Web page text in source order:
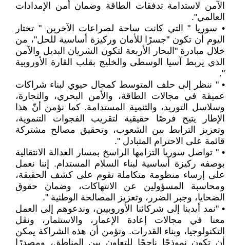
الآمن لاستدامة تدفقات الطاقة وضمان أمن الإمدادات
العالمي".
• سوريا " التي كانت ساحة لصراعات الآخرين " تختار
اليوم أن تكون "جسرًا للأمان وركيزة أساسية للحل"، من
خلال مبادرة "البحار الأربعة لتكون الشريان البديل والآمن
الذي يربط آسيا الوسطى والخليج بقلب القارة الأوروبية
".
• " ننظر إلى حلف المتوسط كمجال حيوي لبناء شراكات
عميقة في مجالات الطاقة، والأمن البحري، والتجارة،
وسلاسل التوريد، والتنمية المستدامة. كما نؤمن أنّ هذا
الإطار يتيح فرصًا حقيقية لتقريب الفجوات التنموية،
وتعزيز الترابط بين الشعوب، وتحقيق مصالح مشتركة
قائمة على الاحترام المتبادل ".
• " تواصل سوريا التزامها الراسخ بمسار العدالة الانتقالية
بوصفه ركيزة أساسية لبناء السلام المستدام. إننا نعمل
على إرساء منظومة متكاملة تقوم على كشف الحقيقة،
ومحاسبة المسؤولين عن الانتهاكات، وضمان حقوق
الضحايا، وجبر الضرر، وتعزيز المصالحة الوطنية ".
• "نمد أيدينا إلى شركائنا الأوروبيين، وندعوهم إلى العمل
معنا في مجالات إعادة الإعمار، والاستثمار، ونقل
التكنولوجيا، وبناء القدرات. ونؤمن أن هذه الشراكة يمكن
أن تكون نموذجًا ناجحًا للتعاون بين المناطق، ومصدرًا